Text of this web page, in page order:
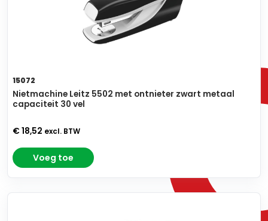
15072
Nietmachine Leitz 5502 met ontnieter zwart metaal
capaciteit 30 vel
€ 18,52 excl. BTW
Voeg toe